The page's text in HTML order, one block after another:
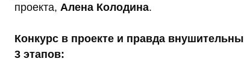
проекта, Алена Колодина.
Конкурс в проекте и правда
3 этапов: